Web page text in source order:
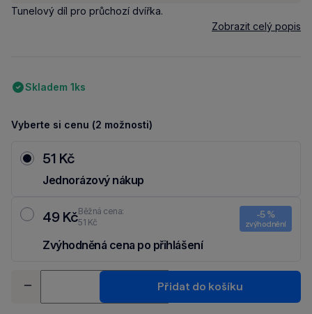
Tunelový díl pro průchozí dvířka.
Zobrazit celý popis
Skladem 1ks
Vyberte si cenu (2 možnosti)
51 Kč
Jednorázový nákup
49 KčBěžná cena:
51 Kč
-5 %
zvýhodnění
Zvýhodněná cena po přihlášení
-
+
Přidat do košíku